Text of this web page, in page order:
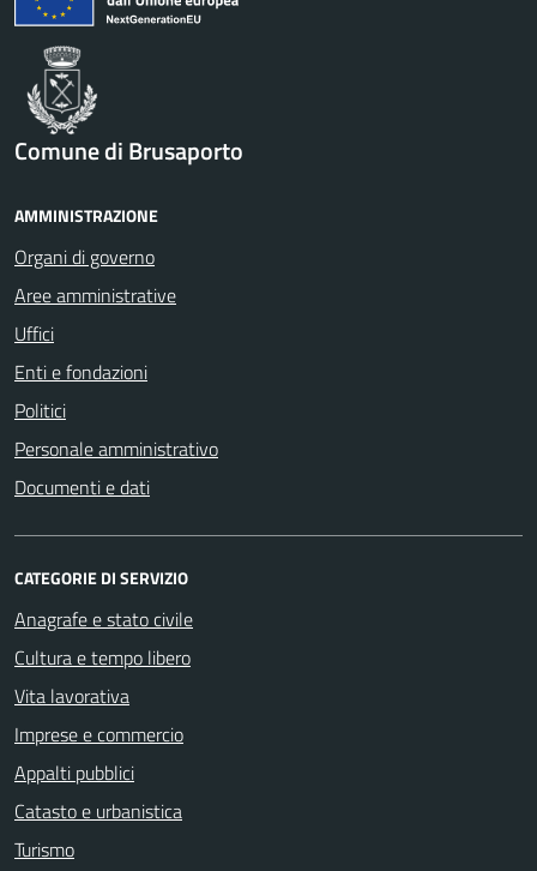
Comune di Brusaporto
AMMINISTRAZIONE
Organi di governo
Aree amministrative
Uffici
Enti e fondazioni
Politici
Personale amministrativo
Documenti e dati
CATEGORIE DI SERVIZIO
Anagrafe e stato civile
Cultura e tempo libero
Vita lavorativa
Imprese e commercio
Appalti pubblici
Catasto e urbanistica
Turismo